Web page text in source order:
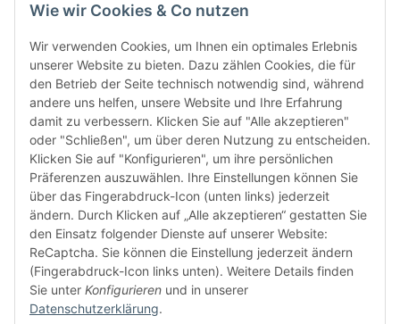
FÜR EUCH UNTERWEGS
Vertrag widerrufen
Wie wir Cookies & Co nutzen
Wir verwenden Cookies, um Ihnen ein optimales Erlebnis
unserer Website zu bieten. Dazu zählen Cookies, die für
den Betrieb der Seite technisch notwendig sind, während
andere uns helfen, unsere Website und Ihre Erfahrung
damit zu verbessern. Klicken Sie auf "Alle akzeptieren"
oder "Schließen", um über deren Nutzung zu entscheiden.
Klicken Sie auf "Konfigurieren", um ihre persönlichen
Präferenzen auszuwählen. Ihre Einstellungen können Sie
über das Fingerabdruck-Icon (unten links) jederzeit
ändern. Durch Klicken auf „Alle akzeptieren“ gestatten Sie
den Einsatz folgender Dienste auf unserer Website:
ReCaptcha. Sie können die Einstellung jederzeit ändern
(Fingerabdruck-Icon links unten). Weitere Details finden
Sie unter Konfigurieren und in unserer
Datenschutzerklärung.